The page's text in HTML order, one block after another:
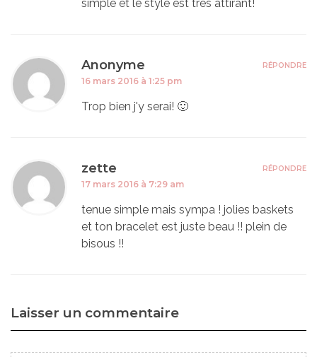
simple et le style est très attirant!
Anonyme
16 mars 2016 à 1:25 pm
Trop bien j'y serai! 🙂
RÉPONDRE
zette
17 mars 2016 à 7:29 am
tenue simple mais sympa ! jolies baskets
et ton bracelet est juste beau !! plein de
bisous !!
RÉPONDRE
Laisser un commentaire